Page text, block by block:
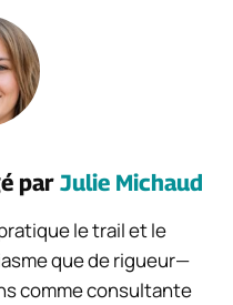
par Julie Michaud
le trail et le
que de rigueur—
comme consultante